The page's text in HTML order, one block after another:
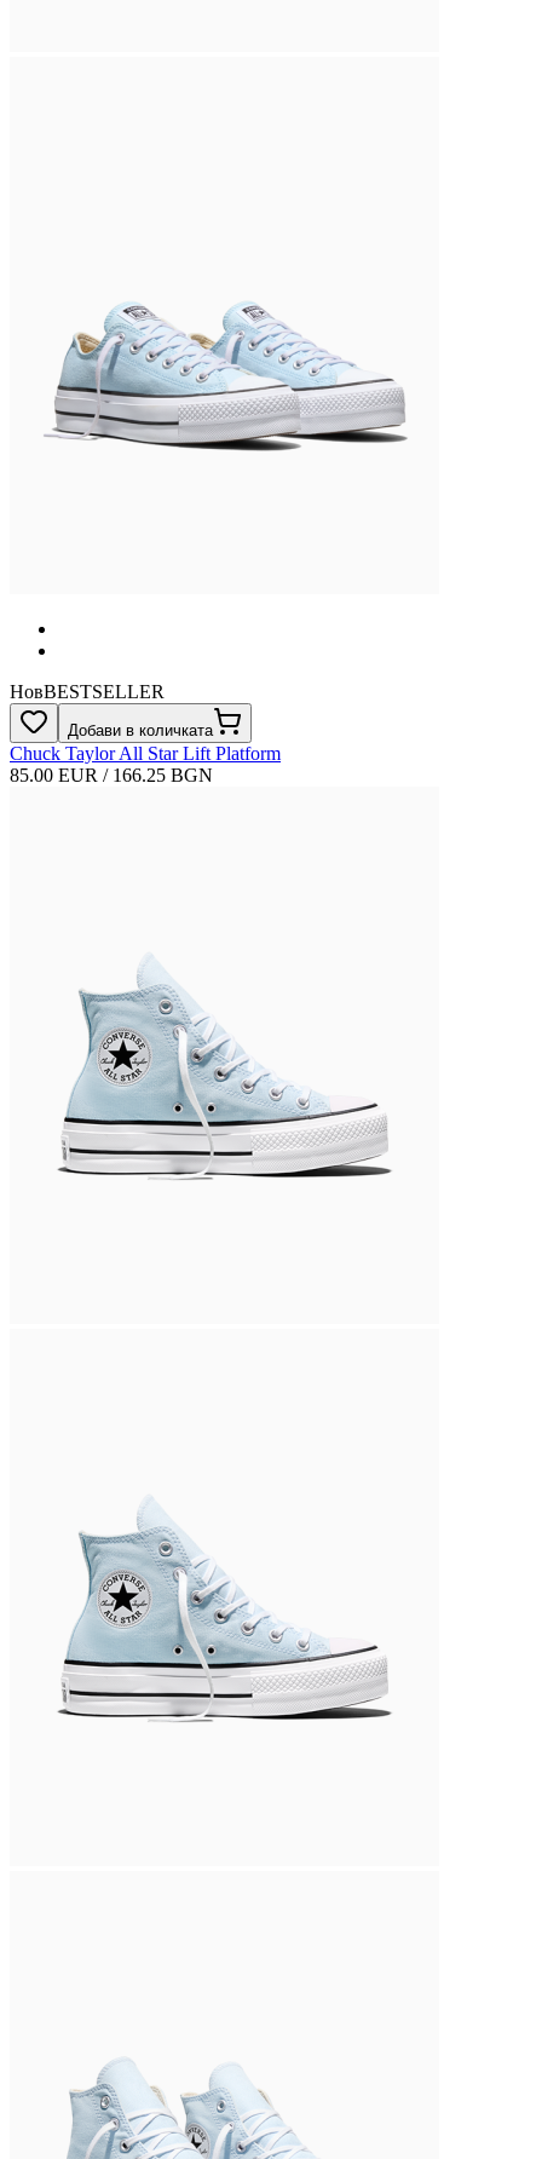
НовBESTSELLER
Добави в количката
Chuck Taylor All Star Lift Platform
85.00 EUR / 166.25 BGN